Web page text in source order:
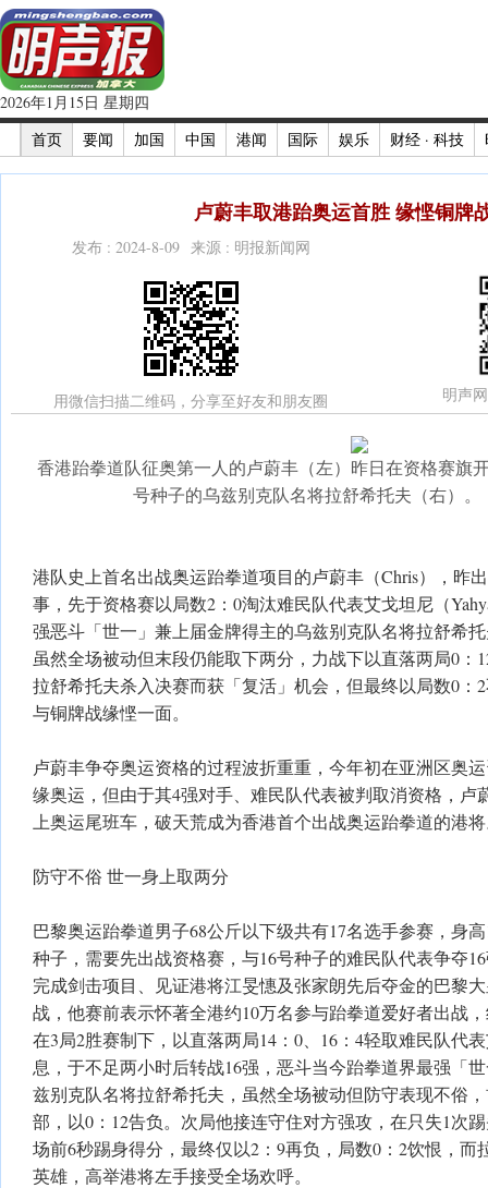
2026年1月15日 星期四
首页
要闻 加国 中国 港闻 国际 娱乐 财经 · 科技
卢蔚丰取港跆奥运首胜 缘悭铜牌
发布 : 2024-8-09 来源 : 明报新闻网
用微信扫描二维码，分享至好友和朋友圈 明声
香港跆拳道队征奥第一人的卢蔚丰（左）昨日在资格赛旗
号种子的乌兹别克队名将拉舒希托夫（右）。
港队史上首名出战奥运跆拳道项目的卢蔚丰（Chris），昨
事，先于资格赛以局数2：0淘汰难民队代表艾戈坦尼（
强恶斗「世一」兼上届金牌得主的乌兹别克队名将拉舒希托
虽然全场被动但末段仍能取下两分，力战下以直落两局0：
拉舒希托夫杀入决赛而获「复活」机会，但最终以局数0：
与铜牌战缘悭一面。
卢蔚丰争夺奥运资格的过程波折重重，今年初在亚洲区奥
缘奥运，但由于其4强对手、难民队代表被判取消资格，卢
上奥运尾班车，破天荒成为香港首个出战奥运跆拳道的港
防守不俗 世一身上取两分
巴黎奥运跆拳道男子68公斤以下级共有17名选手参赛，身
种子，需要先出战资格赛，与16号种子的难民队代表争夺
完成剑击项目、见证港将江旻憓及张家朗先后夺金的巴黎
战，他赛前表示怀著全港约10万名参与跆拳道爱好者出战
在3局2胜赛制下，以直落两局14：0、16：4轻取难民队代
息，于不足两小时后转战16强，恶斗当今跆拳道界最强「
兹别克队名将拉舒希托夫，虽然全场被动但防守表现不俗
部，以0：12告负。次局他接连守住对方强攻，在只失1次
场前6秒踢身得分，最终仅以2：9再负，局数0：2饮恨，而
英雄，高举港将左手接受全场欢呼。